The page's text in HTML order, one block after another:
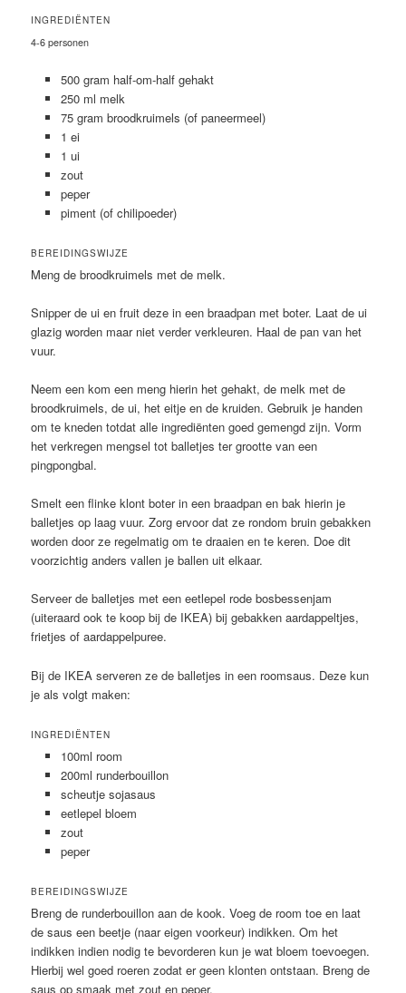
INGREDIËNTEN
4-6 personen
500 gram half-om-half gehakt
250 ml melk
75 gram broodkruimels (of paneermeel)
1 ei
1 ui
zout
peper
piment (of chilipoeder)
BEREIDINGSWIJZE
Meng de broodkruimels met de melk.
Snipper de ui en fruit deze in een braadpan met boter. Laat de ui
glazig worden maar niet verder verkleuren. Haal de pan van het
vuur.
Neem een kom een meng hierin het gehakt, de melk met de
broodkruimels, de ui, het eitje en de kruiden. Gebruik je handen
om te kneden totdat alle ingrediënten goed gemengd zijn. Vorm
het verkregen mengsel tot balletjes ter grootte van een
pingpongbal.
Smelt een flinke klont boter in een braadpan en bak hierin je
balletjes op laag vuur. Zorg ervoor dat ze rondom bruin gebakken
worden door ze regelmatig om te draaien en te keren. Doe dit
voorzichtig anders vallen je ballen uit elkaar.
Serveer de balletjes met een eetlepel rode bosbessenjam
(uiteraard ook te koop bij de IKEA) bij gebakken aardappeltjes,
frietjes of aardappelpuree.
Bij de IKEA serveren ze de balletjes in een roomsaus. Deze kun
je als volgt maken:
INGREDIËNTEN
100ml room
200ml runderbouillon
scheutje sojasaus
eetlepel bloem
zout
peper
BEREIDINGSWIJZE
Breng de runderbouillon aan de kook. Voeg de room toe en laat
de saus een beetje (naar eigen voorkeur) indikken. Om het
indikken indien nodig te bevorderen kun je wat bloem toevoegen.
Hierbij wel goed roeren zodat er geen klonten ontstaan. Breng de
saus op smaak met zout en peper.